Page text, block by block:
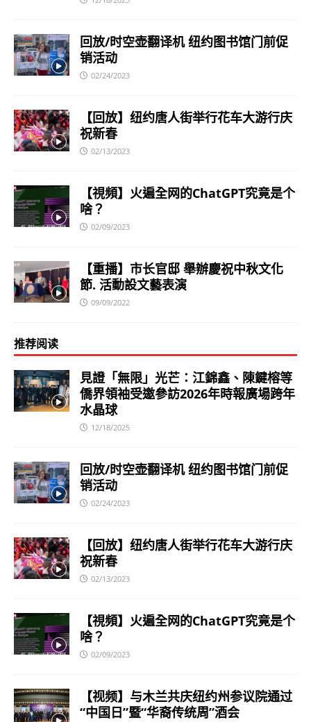
回放/时空壶翻译机 纽约图书馆门前促
销活动
02/24/2023
【回放】纽约唐人街举行花车大游行庆
祝新春
02/13/2023
【視頻】火遍全网的ChatGPT究竟是个
啥？
02/09/2023
【重播】市长官邸 舉辦慶祝中秋文化
節. 活動設文藝表演
09/09/2022
推荐阅读
見證「無限」光芒：江錦鑫、陳鍵榕等
僑界領袖受邀參訪2026年時報廣場跨年
水晶球
12/18/2025
回放/时空壶翻译机 纽约图书馆门前促
销活动
02/24/2023
【回放】纽约唐人街举行花车大游行庆
祝新春
02/13/2023
【視頻】火遍全网的ChatGPT究竟是个
啥？
02/09/2023
【视频】与木兰共庆纽约州参议院通过
“中国日”暨“华裔传统周”酒会